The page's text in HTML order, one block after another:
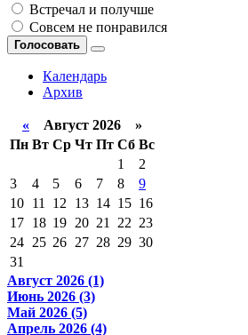
Встречал и получше
Совсем не понравился
Голосовать
Календарь
Архив
« Август 2026 »
Пн Вт Ср Чт Пт Сб Вс
1
2
3
4 5 6 7 8
9
10 11 12 13 14 15 16
17 18 19 20 21 22 23
24 25 26 27 28 29 30
31
Август 2026 (1)
Июнь 2026 (3)
Май 2026 (5)
Апрель 2026 (4)